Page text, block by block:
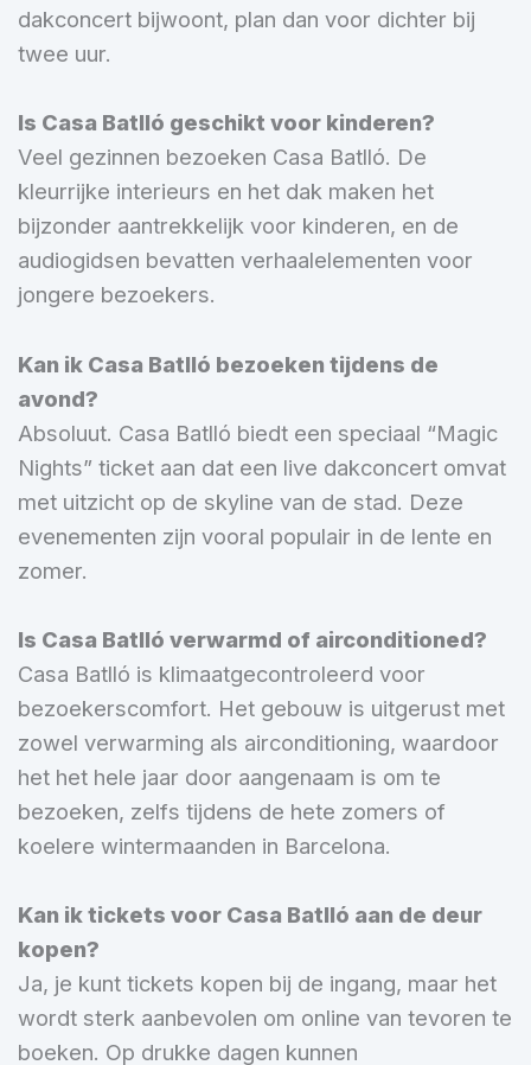
dakconcert bijwoont, plan dan voor dichter bij
twee uur.
Is Casa Batlló geschikt voor kinderen?
Veel gezinnen bezoeken Casa Batlló. De
kleurrijke interieurs en het dak maken het
bijzonder aantrekkelijk voor kinderen, en de
audiogidsen bevatten verhaalelementen voor
jongere bezoekers.
Kan ik Casa Batlló bezoeken tijdens de
avond?
Absoluut. Casa Batlló biedt een speciaal “Magic
Nights” ticket aan dat een live dakconcert omvat
met uitzicht op de skyline van de stad. Deze
evenementen zijn vooral populair in de lente en
zomer.
Is Casa Batlló verwarmd of airconditioned?
Casa Batlló is klimaatgecontroleerd voor
bezoekerscomfort. Het gebouw is uitgerust met
zowel verwarming als airconditioning, waardoor
het het hele jaar door aangenaam is om te
bezoeken, zelfs tijdens de hete zomers of
koelere wintermaanden in Barcelona.
Kan ik tickets voor Casa Batlló aan de deur
kopen?
Ja, je kunt tickets kopen bij de ingang, maar het
wordt sterk aanbevolen om online van tevoren te
boeken. Op drukke dagen kunnen